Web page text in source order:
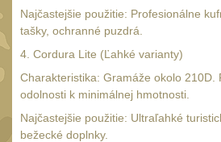
Laserové značkovače 9
Nabíjačky
Akumulátory a baterie7
18650
Najčastejšie použitie: Profesionálne
tašky, ochranné puzdrá.
4. Cordura Lite (Ľahké varianty)
Charakteristika: Gramáže okolo 210D.
odolnosti k minimálnej hmotnosti.
Najčastejšie použitie: Ultraľahké
bežecké doplnky.